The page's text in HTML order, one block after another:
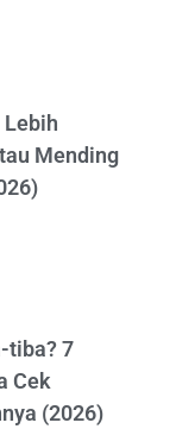
Mending
tiba? 7
Cek
(2026)